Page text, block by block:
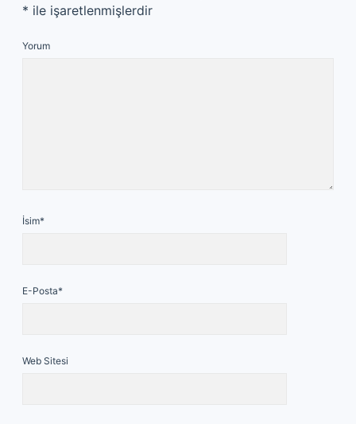
* ile işaretlenmişlerdir
Yorum
İsim*
E-Posta*
Web Sitesi